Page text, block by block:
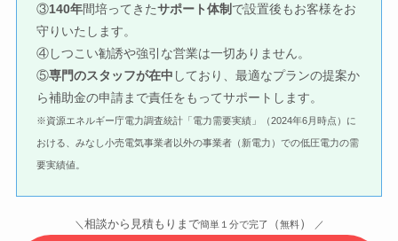
③140年間培ってきたサポート体制 で設置後もお客様をお
守りいたします。
④しつこい勧誘や強引な営業は一切ありません。
⑤専門のスタッフが在中 しており、最適なプランの提案か
ら補助金の申請まで責任をもってサポートします。
※資源エネルギー庁電力調査統計「電力需要実績」（2024年6月時点）に
おける、みなし小売電気事業者以外の事業者（新電力）での低圧電力の需
要実績値。
＼ 相談から見積もりまで簡単１分で完了 （無料） ／